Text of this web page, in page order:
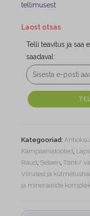
tellimusest
Laost otsas
Telli teavitus ja saa
saadaval:
Kategooriad:
Kampaaniatooted,
Raud, Seleen, Tsink/
Viirused ja
ja mineraalide